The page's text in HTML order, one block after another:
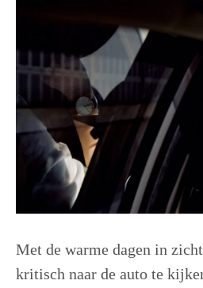
Met de warme dagen in
kritisch naar de auto te